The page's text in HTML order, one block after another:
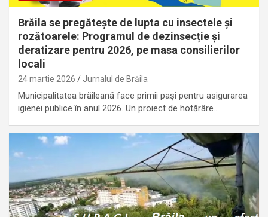
Brăila se pregătește de lupta cu insectele și
rozătoarele: Programul de dezinsecție și
deratizare pentru 2026, pe masa consilierilor
locali
24 martie 2026 Jurnalul de Brăila
Municipalitatea brăileană face primii pași pentru asigurarea
igienei publice în anul 2026. Un proiect de hotărâre…